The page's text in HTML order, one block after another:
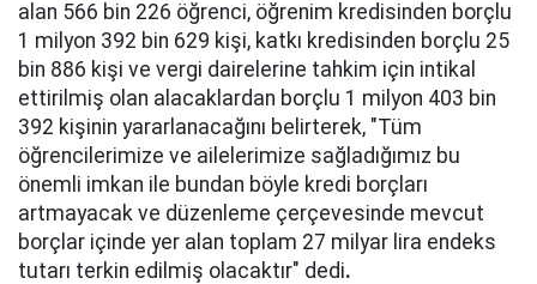
alan 566 bin 226 öğrenci, öğrenim kredisinden borçlu
1 milyon 392 bin 629 kişi, katkı kredisinden borçlu 25
bin 886 kişi ve vergi dairelerine tahkim için intikal
ettirilmiş olan alacaklardan borçlu 1 milyon 403 bin
392 kişinin yararlanacağını belirterek, "Tüm
öğrencilerimize ve ailelerimize sağladığımız bu
önemli imkan ile bundan böyle kredi borçları
artmayacak ve düzenleme çerçevesinde mevcut
borçlar içinde yer alan toplam 27 milyar lira endeks
tutarı terkin edilmiş olacaktır" dedi.